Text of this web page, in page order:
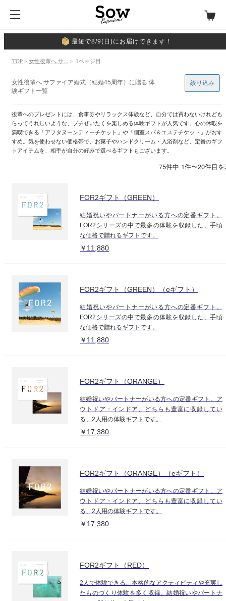
最短で8/9(日)にお届けできます！
TOP > 女性後輩へ サ... > 1ページ目
女性後輩へ サファイア婚式（結婚45周年）に贈る 体
験ギフト一覧
後輩へのプレゼントには、食事券やリラックス体験など、自分では買わないけれども
らってうれしいような、プチぜいたくを楽しめる体験ギフトが人気です。心の休暇を
満喫できる「アフタヌーンティーチケット」や「個室スパ＆エステチケット」がおす
すめ。気を使わせない価格帯で、お菓子やハンドクリーム・入浴剤など、定番のギフ
トアイテムを、相手が自分の好みで選べるギフトもございます。
絞り込み
75件中 1件〜20件目
FOR2ギフト（GREEN）
結婚祝いやパートナーがいる方への定番ギフト。
FOR2シリーズの中で最多の体験を収録した、手頃
な価格で贈れるギフトです。
￥11,880
FOR2ギフト（GREEN）（eギフト）
結婚祝いやパートナーがいる方への定番ギフト。
FOR2シリーズの中で最多の体験を収録した、手頃
な価格で贈れるギフトです。
￥11,880
FOR2ギフト（ORANGE）
結婚祝いやパートナーがいる方への定番ギフト。ア
ウトドア・インドア、どちらも豊富に収録してい
る、2人用の体験ギフトです。
￥17,380
FOR2ギフト（ORANGE）（eギフト）
結婚祝いやパートナーがいる方への定番ギフト。ア
ウトドア・インドア、どちらも豊富に収録してい
る、2人用の体験ギフトです。
￥17,380
FOR2ギフト（RED）
2人で体験できる、本格的なアクティビティや充実し
たものづくり体験を多く収録。結婚祝いやパートナ